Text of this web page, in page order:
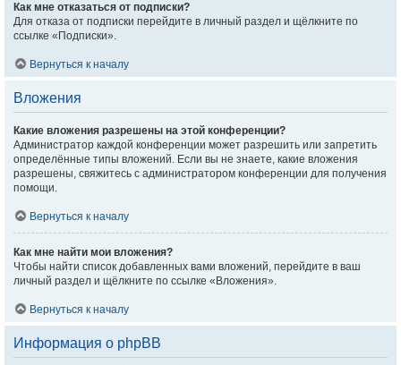
Как мне отказаться от подписки?
Для отказа от подписки перейдите в личный раздел и щёлкните по
ссылке «Подписки».
Вернуться к началу
Вложения
Какие вложения разрешены на этой конференции?
Администратор каждой конференции может разрешить или запретить
определённые типы вложений. Если вы не знаете, какие вложения
разрешены, свяжитесь с администратором конференции для получения
помощи.
Вернуться к началу
Как мне найти мои вложения?
Чтобы найти список добавленных вами вложений, перейдите в ваш
личный раздел и щёлкните по ссылке «Вложения».
Вернуться к началу
Информация о phpBB